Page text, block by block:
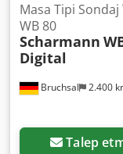
Bruchsal 2.400
Masa Tipi
WB 80
Scharmann
Digital
Talep